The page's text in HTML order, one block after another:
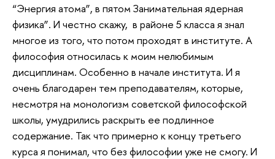
“Энергия атома”, в пятом Занимательная ядерная
физика”. И честно скажу, в районе 5 класса я знал
многое из того, что потом проходят в институте. А
философия относилась к моим нелюбимым
дисциплинам. Особенно в начале института. И я
очень благодарен тем преподавателям, которые,
несмотря на монологизм советской философской
школы, умудрились раскрыть ее подлинное
содержание. Так что примерно к концу третьего
курса я понимал, что без философии уже не смогу. И